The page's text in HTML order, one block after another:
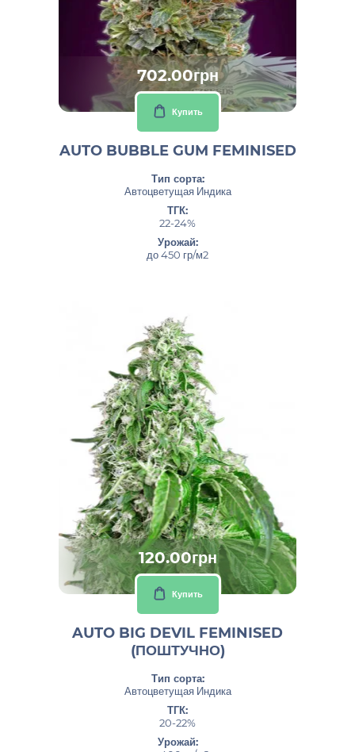
702.00грн
Купить
AUTO BUBBLE GUM FEMINISED
Тип сорта:
Автоцветущая Индика
ТГК:
22-24%
Урожай:
до 450 гр/м2
120.00грн
Купить
AUTO BIG DEVIL FEMINISED
(ПОШТУЧНО)
Тип сорта:
Автоцветущая Индика
ТГК:
20-22%
Урожай: